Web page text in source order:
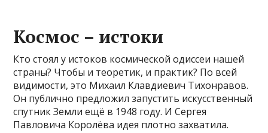
Космос – истоки
Кто стоял у истоков космической одиссеи нашей
страны? Чтобы и теоретик, и практик? По всей
видимости, это Михаил Клавдиевич Тихонравов.
Он публично предложил запустить искусственный
спутник Земли ещё в 1948 году. И Сергея
Павловича Королёва идея плотно захватила.